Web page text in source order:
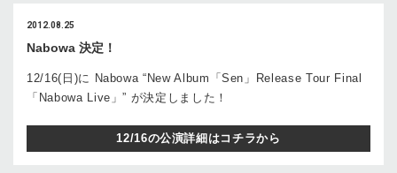
2012.08.25
Nabowa 決定！
12/16(日)に Nabowa “New Album「Sen」Release Tour Final
「Nabowa Live」” が決定しました！
12/16の公演詳細はコチラから